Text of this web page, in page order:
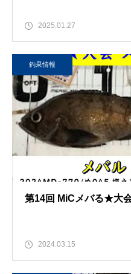
2025.01.27
釣果情報
第14回 MiCメバる★大
2024.03.15